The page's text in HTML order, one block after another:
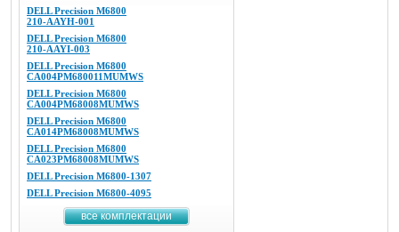
DELL Precision M6800
210-AAYH-001
DELL Precision M6800
210-AAYI-003
DELL Precision M6800
CA004PM680011MUMWS
DELL Precision M6800
CA004PM68008MUMWS
DELL Precision M6800
CA014PM68008MUMWS
DELL Precision M6800
CA023PM68008MUMWS
DELL Precision M6800-1307
DELL Precision M6800-4095
все комплектации